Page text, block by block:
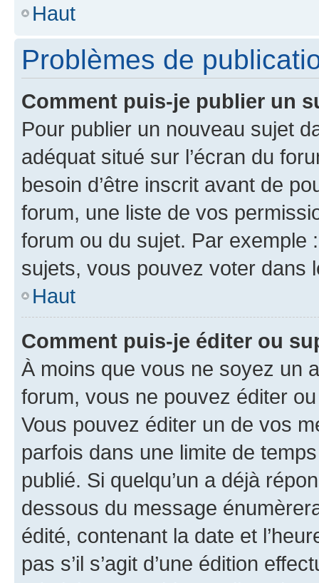
Haut
Problèmes de
Comment puis-je publier un
Pour publier un nouveau sujet
adéquat situé sur l’écran du
besoin d’être inscrit avant de
forum, une liste de vos
forum ou du sujet. Par exemple
sujets, vous pouvez voter dans
Haut
Comment puis-je éditer ou
À moins que vous ne soyez un
forum, vous ne pouvez éditer
Vous pouvez éditer un de vos
parfois dans une limite de
publié. Si quelqu’un a déjà
dessous du message
édité, contenant la date et
pas s’il s’agit d’une édition